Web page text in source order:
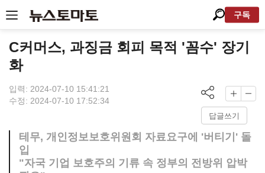
구독
C커머스, 과징금 회피 목적 '꼼수' 장기
화
입력: 2024-07-10 15:41:21
수정: 2024-07-10 17:52:34
답글쓰기
테무, 개인정보보호위원회 자료요구에 '버티기' 돌
입
"자국 기업 보호주의 기류 속 정부의 전방위 압박